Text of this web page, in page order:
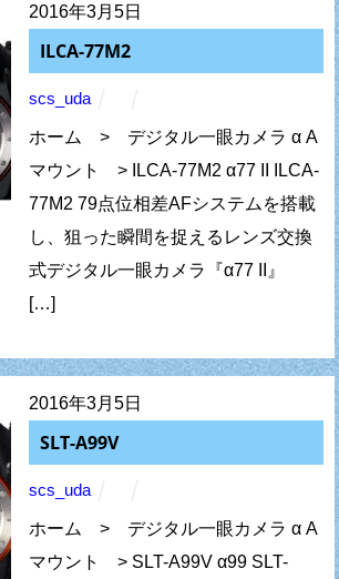
2016年3月5日
ILCA-77M2
scs_uda
ホーム > デジタル一眼カメラ α A
マウント > ILCA-77M2 α77 II ILCA-
77M2 79点位相差AFシステムを搭載
し、狙った瞬間を捉えるレンズ交換
式デジタル一眼カメラ『α77 II』
[…]
2016年3月5日
SLT-A99V
scs_uda
ホーム > デジタル一眼カメラ α A
マウント > SLT-A99V α99 SLT-